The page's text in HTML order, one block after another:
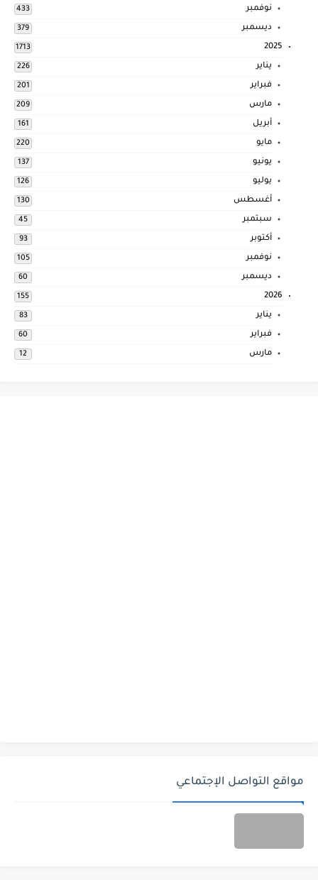
نوفمبر 433
ديسمبر 379
2025
1713
يناير 226
فبراير 201
مارس 209
أبريل 161
مايو 220
يونيو 137
يوليو 126
أغسطس 130
سبتمبر 45
أكتوبر 93
نوفمبر 105
ديسمبر 60
2026
155
يناير 83
فبراير 60
مارس 12
مواقع التواصل الإجتماعي